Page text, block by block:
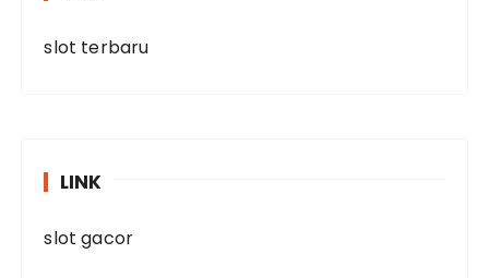
slot terbaru
LINK
slot gacor